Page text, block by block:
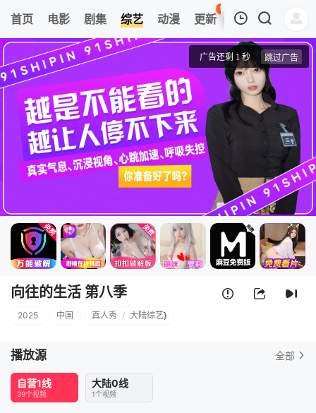
首页 电影 剧集 综艺 动漫 更新
95
热榜 APP
我的观影记录
20251212(生活大电影)
向往的生活 第八季
清空
向往的生活 第八季
2025 中国 真人秀 / 大陆综艺}
播放源 全部
自营1线
39个视频
大陆0线
1个视频